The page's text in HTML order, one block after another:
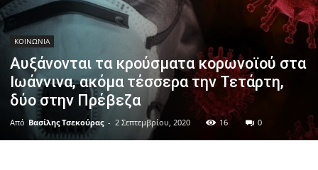
ΚΟΙΝΩΝΙΑ
Αυξάνονται τα κρούσματα κορωνοϊού στα
Ιωάννινα, ακόμα τέσσερα την Τετάρτη,
δύο στην Πρέβεζα
Από Βασίλης Τσεκούρας - 2 Σεπτεμβρίου, 2020 16 0